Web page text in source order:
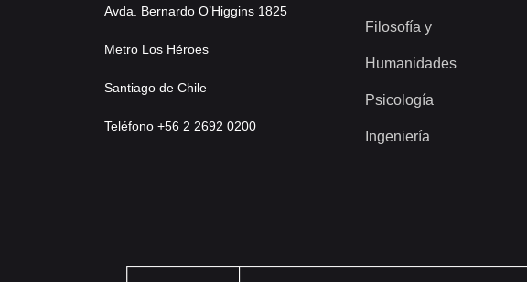
Avda. Bernardo O’Higgins 1825
Metro Los Héroes
Santiago de Chile
Teléfono +56 2 2692 0200
Filosofía y
Humanidades
Psicología
Ingeniería